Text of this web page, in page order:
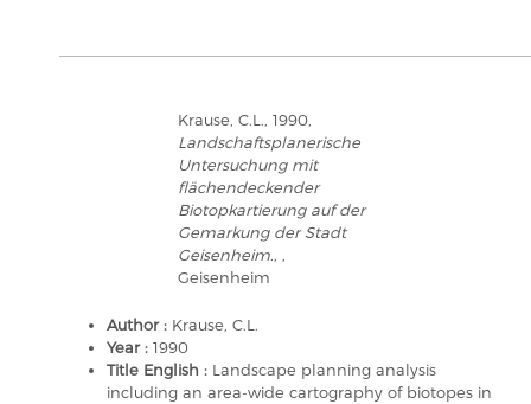
Krause, C.L., 1990,
Landschaftsplanerische
Untersuchung mit
flächendeckender
Biotopkartierung auf der
Gemarkung der Stadt
Geisenheim.
Geisenheim
Author : Krause, C.L.
Year : 1990
Title English : Landscape planning analysis
including an area-wide cartography of biotopes in